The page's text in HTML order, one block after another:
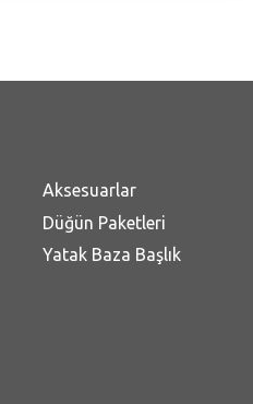
Aksesuarlar
Düğün Paketleri
Yatak Baza Başlık